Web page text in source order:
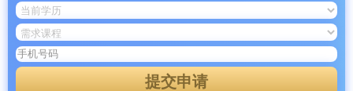
提交申请